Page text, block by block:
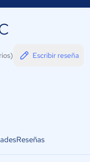
Escribir reseña
Reseñas